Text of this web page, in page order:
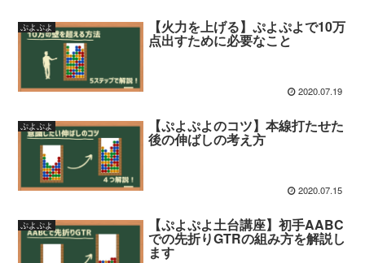
ぷよぷよ 【火力を上げる】ぷよぷよで10万
点出すために必要なこと
2020.07.19
ぷよぷよ 【ぷよぷよのコツ】本線打たせた
後の伸ばしの考え方
2020.07.15
ぷよぷよ 【ぷよぷよ土台講座】初手AABC
での先折りGTRの組み方を解説し
ます